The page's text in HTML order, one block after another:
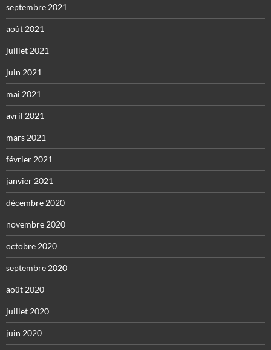
septembre 2021
août 2021
juillet 2021
juin 2021
mai 2021
avril 2021
mars 2021
février 2021
janvier 2021
décembre 2020
novembre 2020
octobre 2020
septembre 2020
août 2020
juillet 2020
juin 2020